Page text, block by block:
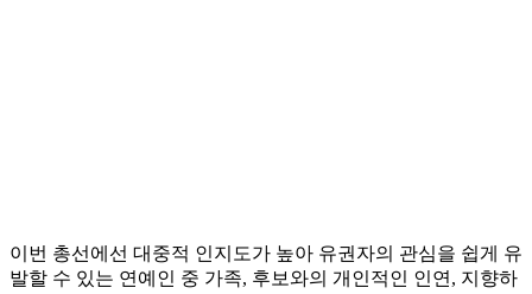
이번 총선에선 대중적 인지도가 높아 유권자의 관심을 쉽게 유
발할 수 있는 연예인 중 가족, 후보와의 개인적인 인연, 지향하